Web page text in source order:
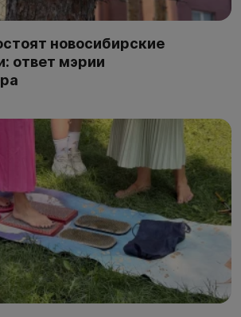
новосибирские
ответ мэрии